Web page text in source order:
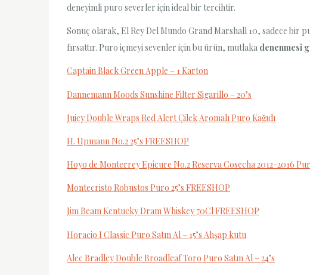
deneyimli puro severler için ideal bir tercihtir.
Sonuç olarak, El Rey Del Mundo Grand Marshall 10, sadece bir
fırsattır. Puro içmeyi sevenler için bu ürün, mutlaka denenmesi
Captain Black Green Apple – 1 Karton
Dannemann Moods Sunshine Filter Sigarillo – 20’s
Juicy Double Wraps Red Alert Çilek Aromalı Puro Kağıdı
H. Upmann No.2 25’s FREESHOP
Hoyo de Monterrey Epicure No.2 Reserva Cosecha 2012-2016
Montecristo Robustos Puro 25’s FREESHOP
Jim Beam Kentucky Dram Whiskey 70Cl FREESHOP
Horacio I Classic Puro Satın Al – 15’s Ahşap kutu
Alec Bradley Double Broadleaf Toro Puro Satın Al – 24’s